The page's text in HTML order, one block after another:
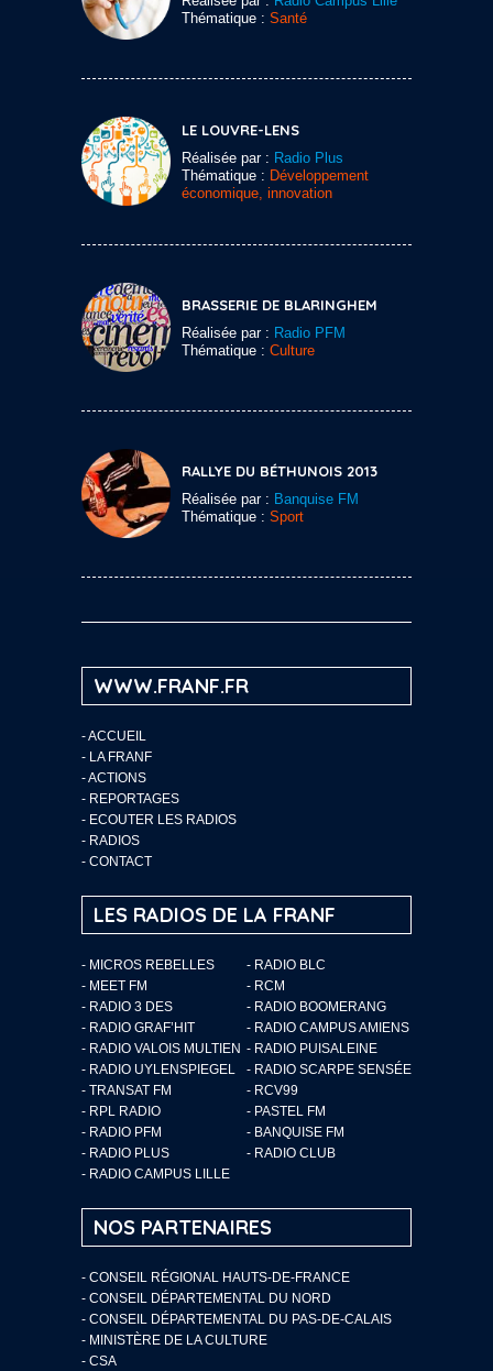
Thématique : Santé
LE LOUVRE-LENS
Réalisée par : Radio Plus
Thématique : Développement
économique, innovation
BRASSERIE DE BLARINGHEM
Réalisée par : Radio PFM
Thématique : Culture
RALLYE DU BÉTHUNOIS 2013
Réalisée par : Banquise FM
Thématique : Sport
WWW.FRANF.FR
-ACCUEIL
- LA FRANF
-ACTIONS
- REPORTAGES
- ECOUTER LES RADIOS
- RADIOS
- CONTACT
LES RADIOS DE LA FRANF
- MICROS REBELLES
- RADIO BLC
- MEET FM
- RCM
- RADIO 3 DES
- RADIO BOOMERANG
- RADIO GRAF’HIT
- RADIO CAMPUS AMIENS
- RADIO VALOIS MULTIEN - RADIO PUISALEINE
- RADIO UYLENSPIEGEL
- RADIO SCARPE SENSÉE
- TRANSAT FM
- RCV99
- RPL RADIO
- PASTEL FM
- RADIO PFM
- BANQUISE FM
- RADIO PLUS
- RADIO CLUB
- RADIO CAMPUS LILLE
NOS PARTENAIRES
- CONSEIL RÉGIONAL HAUTS-DE-FRANCE
- CONSEIL DÉPARTEMENTAL DU NORD
- CONSEIL DÉPARTEMENTAL DU PAS-DE-CALAIS
- MINISTÈRE DE LA CULTURE
- CSA